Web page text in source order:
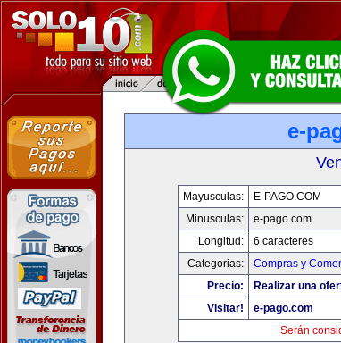
e-
Mayusculas:
E-PAGO.COM
Minusculas:
e-pago.com
Longitud:
6 caracteres
Categorias:
Compras y
Precio:
Realizar una
Visitar!
e-pago.com
Serán